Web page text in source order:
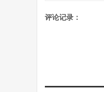
评论记录：